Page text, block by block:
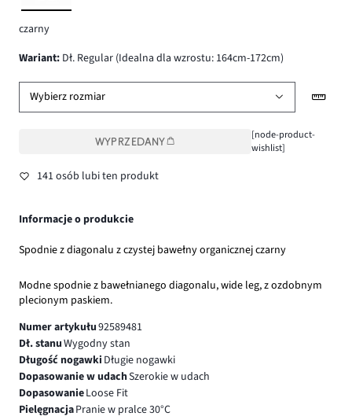
czarny
wariant: Dł. Regular (Idealna dla wzrostu: 164cm-172cm)
Wybierz rozmiar
WYPRZEDANY
[node-product-
wishlist]
141 osób lubi ten produkt
Informacje o produkcie
Spodnie z diagonalu z czystej bawełny organicznej czarny
Modne spodnie z bawełnianego diagonalu, wide leg, z ozdobnym
plecionym paskiem.
Numer artykułu92589481
Dł. stanuWygodny stan
Długość nogawki Długie nogawki
Dopasowanie w udachSzerokie w udach
DopasowanieLoose Fit
PielęgnacjaPranie w pralce 30°C